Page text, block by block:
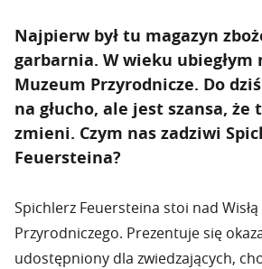
Najpierw był tu magazyn
garbarnia. W wieku ubiegłym
Muzeum Przyrodnicze. Do
na głucho, ale jest szansa, że
zmieni. Czym nas zadziwi
Feuersteina?
Spichlerz Feuersteina stoi nad
Przyrodniczego. Prezentuje się
udostępniony dla zwiedzających,